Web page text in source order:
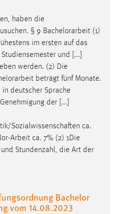
haben die
§ 9 Bachelorarbeit (1)
im ersten auf das
und [...]
werden. (2) Die
beträgt fünf Monate.
in deutscher Sprache
der [...]
Sozialwissenschaften ca.
Arbeit ca. 7% (2) 1Die
und Stundenzahl, die Art der
Bachelor
vom 14.08.2023
und Social Media
können, werden von diesen
gesetzt.